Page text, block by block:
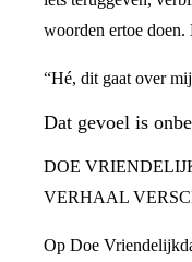
woorden ertoe
“Hé, dit gaat over
Dat gevoel is
DOE
VERHAAL
Op Doe